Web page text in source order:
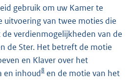
gebruik om uw Kamer te
uitvoering van twee moties die
verdienmogelijkheden van de
de Ster. Het betreft de motie
en Klaver over het
en inhoud8 en de motie van het